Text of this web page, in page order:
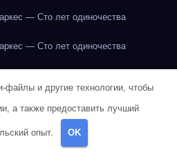
— Сто лет одиночества
— Сто лет одиночества
— Сто лет одиночества
файлы и другие технологии, чтобы
а также предоставить лучший
опыт. OK